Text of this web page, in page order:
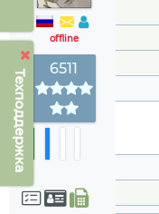
Техподдержка
offline
6511